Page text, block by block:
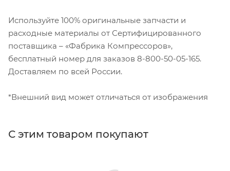
Используйте 100% оригинальные запчасти и
расходные материалы от Сертифицированного
поставщика – «Фабрика Компрессоров»,
бесплатный номер для заказов 8-800-50-05-165.
Доставляем по всей России.
*Внешний вид может отличаться от изображения
С этим товаром покупают